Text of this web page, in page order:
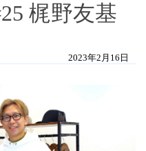
梶野友基
2023年2月16日